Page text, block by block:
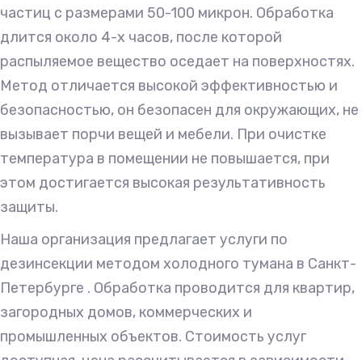
частиц с размерами 50-100 микрон. Обработка
длится около 4-х часов, после которой
распыляемое вещество оседает на поверхностях.
Метод отличается высокой эффективностью и
безопасностью, он безопасен для окружающих, не
вызывает порчи вещей и мебели. При очистке
температура в помещении не повышается, при
этом достигается высокая результативность
защиты.
Наша организация предлагает услуги по
дезинсекции методом холодного тумана в Санкт-
Петербурге . Обработка проводится для квартир,
загородных домов, коммерческих и
промышленных объектов. Стоимость услуг